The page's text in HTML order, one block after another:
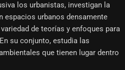
los urbanistas, investigan la
espacios urbanos densamente
de teorías y enfoques para
su conjunto, estudia las
que tienen lugar dentro